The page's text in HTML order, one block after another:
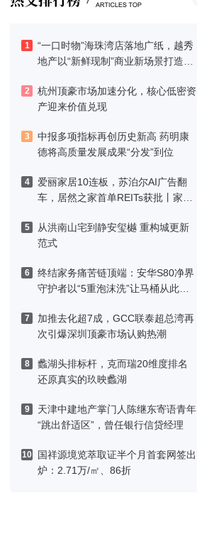
1
“一口时物”海珠湾店落地广纸，越秀
地产以“新鲜现制”商业新场景打造社
2
杭州顶豪市场加速分化，核心低密资
产迎来价值兑现
3
中报多项指标再创历史新高 药明康
德将高质量发展成果“分发”到位
4
爱丽家居10连板，苏泊尔AI广告翻
车，居然之家首单REITs获批丨家居
5
从洪南山宅到静安玺樾 重构城更新
范式
6
终结家务痛苦链顶端：安华S80净界
守护者以“5重泡沫洗”让马桶从此免
7
加推去化超7成，GCC联泰超总湾再
次引爆深圳顶豪市场认购热潮
8
蠡湖头排标杆，克而瑞20维度排名
还原真实的玖映蠡湖
9
天津中建地产掌门人陈继东寄语青年
“跳出舒适区”，曾任银行信贷经理
10
国祥源境览萃取证半个月首套网签出
炉：2.71万/㎡、86折